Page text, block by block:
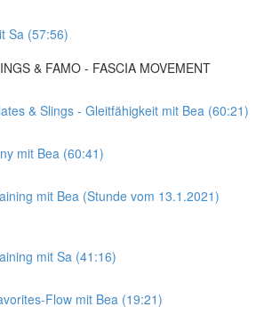
Sa (57:56)
& FAMO - FASCIA MOVEMENT
& Slings - Gleitfähigkeit mit Bea (60:21)
mit Bea (60:41)
mit Bea (Stunde vom 13.1.2021)
mit Sa (41:16)
Flow mit Bea (19:21)